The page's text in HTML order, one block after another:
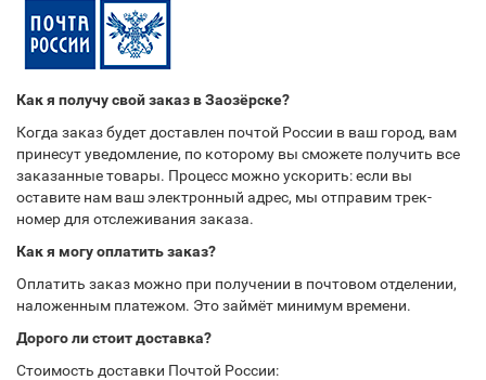
Как я получу свой заказ в Заозёрске?
Когда заказ будет доставлен почтой России в ваш город, вам
принесут уведомление, по которому вы сможете получить все
заказанные товары. Процесс можно ускорить: если вы
оставите нам ваш электронный адрес, мы отправим трек-
номер для отслеживания заказа.
Как я могу оплатить заказ?
Оплатить заказ можно при получении в почтовом отделении,
наложенным платежом. Это займёт минимум времени.
Дорого ли стоит доставка?
Стоимость доставки Почтой России: